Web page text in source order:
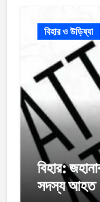
বিহার ও উড়িষ্যা
বিহার:
সদস্য আহত